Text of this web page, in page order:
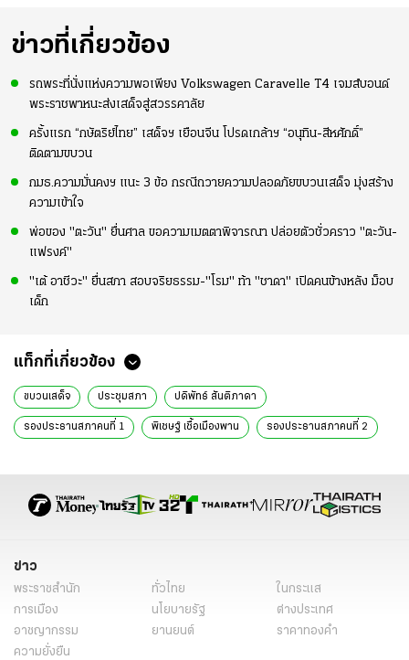
ข่าวที่เกี่ยวข้อง
รถพระที่นั่งแห่งความพอเพียง Volkswagen Caravelle T4 เจมส์บอนด์
พระราชพาหนะส่งเสด็จสู่สวรรคาลัย
ครั้งแรก “กษัตริย์ไทย” เสด็จฯ เยือนจีน โปรดเกล้าฯ “อนุทิน-สีหศักดิ์”
ติดตามขบวน
กมธ.ความมั่นคงฯ แนะ 3 ข้อ กรณีถวายความปลอดภัยขบวนเสด็จ มุ่งสร้าง
ความเข้าใจ
พ่อของ "ตะวัน" ยื่นศาล ขอความเมตตาพิจารณา ปล่อยตัวชั่วคราว "ตะวัน-
แฟรงค์"
"เต้ อาชีวะ" ยื่นสภา สอบจริยธรรม-"โรม" ท้า "ชาดา" เปิดคนข้างหลัง ม็อบ
เด็ก
แท็กที่เกี่ยวข้อง
ขบวนเสด็จ ประชุมสภา ปดิพัทธ์ สันติภาดา
รองประธานสภาคนที่ 1 พิเชษฐ์ เชื้อเมืองพาน รองประธานสภาคนที่ 2
ข่าวการเมืองวันนี้ ข่าวการเมือง ไทยรัฐ ข่าววันนี้
ข่าว
พระราชสำนัก ทั่วไทย
ในกระแส
การเมือง
นโยบายรัฐ
ต่างประเทศ
อาชญากรรม
ยานยนต์
ราคาทองคำ
ความยั่งยืน